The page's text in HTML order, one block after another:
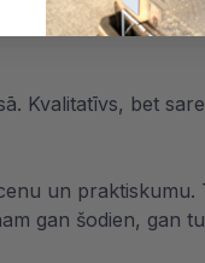
materiāli
Kvalitatīvs, bet
un praktiskumu.
gan šodien, gan